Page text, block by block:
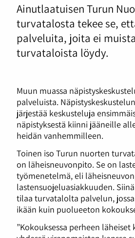
Ainutlaatuisen Turun
turvatalosta tekee se,
palveluita, joita ei
turvataloista löydy.
Muun muassa
palveluista.
järjestää keskusteluja
näpistyksestä kiinni jääneille
heidän vanhemmilleen.
Toinen iso Turun nuorten
on läheisneuvonpito. Se on
työmenetelmä, eli
lastensuojeluasiakkuuden.
tilaa turvatalolta palvelun,
ikään kuin puolueeton
”Kokouksessa perheen